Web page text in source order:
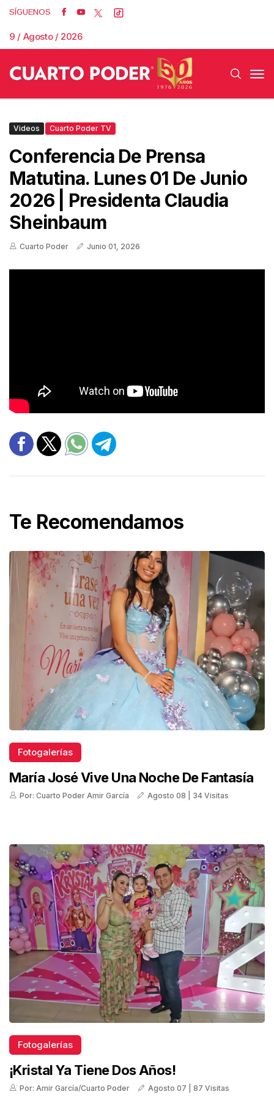
SÍGUENOS
9 / Agosto / 2026
Videos Cuarto Poder TV
Conferencia De Prensa
Matutina. Lunes 01 De Junio
2026 | Presidenta Claudia
Sheinbaum
Cuarto Poder Junio 01, 2026
Te Recomendamos
Fotogalerías
María José Vive Una Noche De Fantasía
Por: Cuarto Poder Amir García Agosto 08 | 34 Visitas
Fotogalerías
¡Kristal Ya Tiene Dos Años!
Por: Amir García/Cuarto Poder Agosto 07 | 87 Visitas